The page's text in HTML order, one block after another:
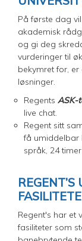
På første dag
akademisk
og gi deg
vurderinger til
bekymret for,
løsninger.
Regents ASK-
live chat.
Regent sitt
få umiddelbar
språk, 24
REGENT’S
Regent's har et
fasiliteter som